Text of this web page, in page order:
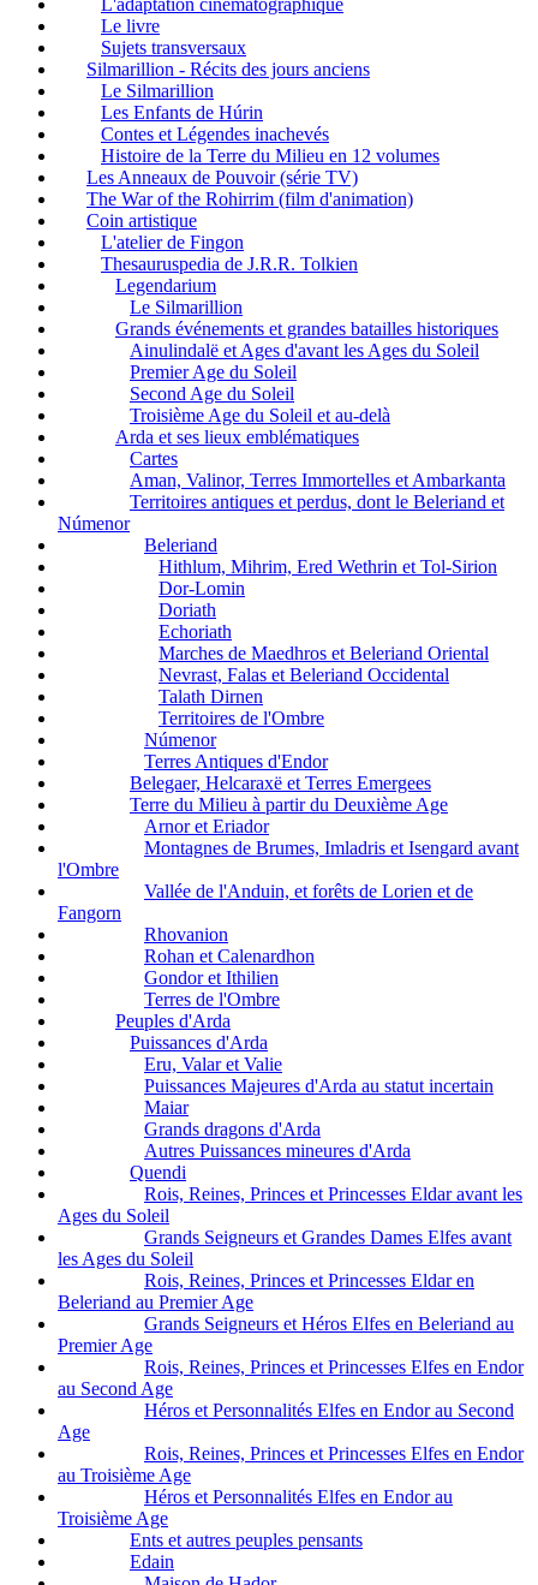
L'adaptation cinématographique
Le livre
Sujets transversaux
Silmarillion - Récits des jours anciens
Le Silmarillion
Les Enfants de Húrin
Contes et Légendes inachevés
Histoire de la Terre du Milieu en 12 volumes
Les Anneaux de Pouvoir (série TV)
The War of the Rohirrim (film d'animation)
Coin artistique
L'atelier de Fingon
Thesauruspedia de J.R.R. Tolkien
Legendarium
Le Silmarillion
Grands événements et grandes batailles historiques
Ainulindalë et Ages d'avant les Ages du Soleil
Premier Age du Soleil
Second Age du Soleil
Troisième Age du Soleil et au-delà
Arda et ses lieux emblématiques
Cartes
Aman, Valinor, Terres Immortelles et Ambarkanta
Territoires antiques et perdus, dont le Beleriand et
Númenor
Beleriand
Hithlum, Mihrim, Ered Wethrin et Tol-Sirion
Dor-Lomin
Doriath
Echoriath
Marches de Maedhros et Beleriand Oriental
Nevrast, Falas et Beleriand Occidental
Talath Dirnen
Territoires de l'Ombre
Númenor
Terres Antiques d'Endor
Belegaer, Helcaraxë et Terres Emergees
Terre du Milieu à partir du Deuxième Age
Arnor et Eriador
Montagnes de Brumes, Imladris et Isengard avant
l'Ombre
Vallée de l'Anduin, et forêts de Lorien et de
Fangorn
Rhovanion
Rohan et Calenardhon
Gondor et Ithilien
Terres de l'Ombre
Peuples d'Arda
Puissances d'Arda
Eru, Valar et Valie
Puissances Majeures d'Arda au statut incertain
Maiar
Grands dragons d'Arda
Autres Puissances mineures d'Arda
Quendi
Rois, Reines, Princes et Princesses Eldar avant les
Ages du Soleil
Grands Seigneurs et Grandes Dames Elfes avant
les Ages du Soleil
Rois, Reines, Princes et Princesses Eldar en
Beleriand au Premier Age
Grands Seigneurs et Héros Elfes en Beleriand au
Premier Age
Rois, Reines, Princes et Princesses Elfes en Endor
au Second Age
Héros et Personnalités Elfes en Endor au Second
Age
Rois, Reines, Princes et Princesses Elfes en Endor
au Troisième Age
Héros et Personnalités Elfes en Endor au
Troisième Age
Ents et autres peuples pensants
Edain